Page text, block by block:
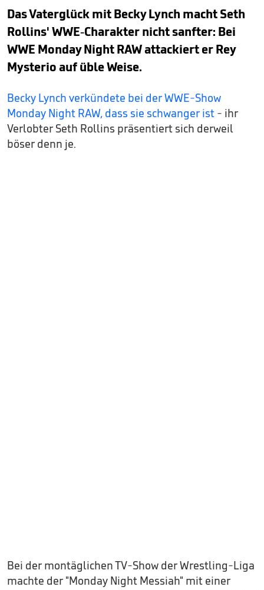
seconds
Das Vaterglück mit Becky Lynch macht Seth
Rollins' WWE-Charakter nicht sanfter: Bei
WWE Monday Night RAW attackiert er Rey
Mysterio auf üble Weise.
Becky Lynch verkündete bei der WWE-Show
Monday Night RAW, dass sie schwanger ist - ihr
Verlobter Seth Rollins präsentiert sich derweil
böser denn je.
Bei der montäglichen TV-Show der Wrestling-Liga
machte der "Monday Night Messiah" mit einer